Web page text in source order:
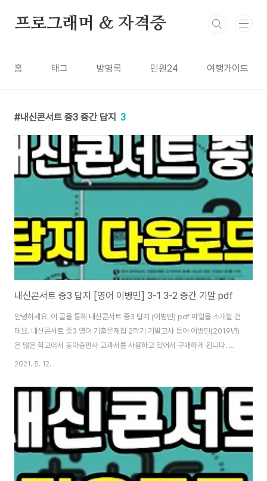
프로그래머 & 자격증
홈 태그 방명록 민원24 여행가이드
내신콘서트 중3 중간 답지 3
내신콘서트 중3 답지 [영어 이병민] 3-1 3-2 중간 기말 pdf
안녕하세요. 이 글을 통해 내신콘서트 중3 답지 (이병민) pdf 파일을 소개할 건
데요. 내신콘서트 중3 영어 기출문제집 2학기 기말고사 동아 이병민(2019년)
은 많은 학교에서 동아출판사 교과서를 사용하고 있어서 구매하게 됩니다. 제
조카는 내신콘서트 중3 영어 기출문제집 2학기 기말고사 동아 이병민 (2019
다고 합니다. 학원에 다니지 않는 아이에게 내신시험 준비용으로 구매하기에도
좋은 문제집니다. 고1 수학을 준비하기 위해서도 이만한 문제집이 없습니다. 내
신준비용 문제집들이 많이 있는데 그중에서 어디서든 잘 추천하는 문제집이 바
로 내신콘서트 중3 답지입니다. 내신콘서트 통합본으로 예전에 1학기 중간, 1
학기 기말로 나눠져 있..
2021. 5. 12.